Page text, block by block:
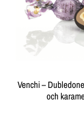
Venchi –
och